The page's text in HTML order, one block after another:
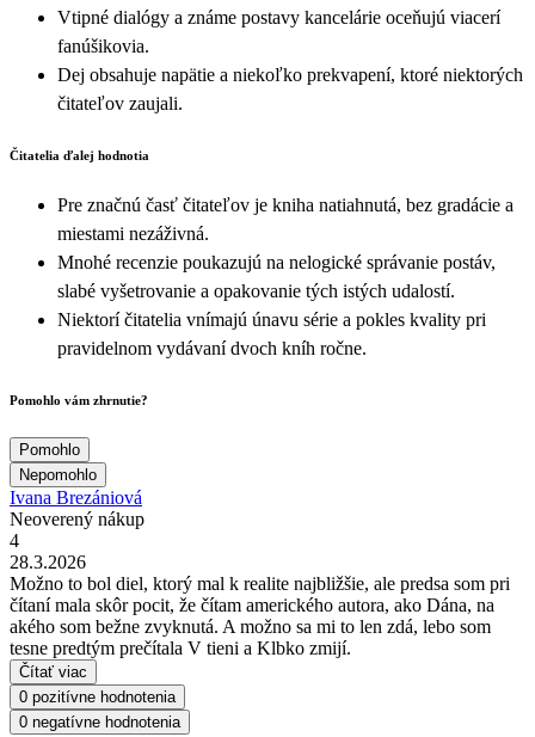
Vtipné dialógy a známe postavy kancelárie oceňujú viacerí
fanúšikovia.
Dej obsahuje napätie a niekoľko prekvapení, ktoré niektorých
čitateľov zaujali.
Čitatelia ďalej hodnotia
Pre značnú časť čitateľov je kniha natiahnutá, bez gradácie a
miestami nezáživná.
Mnohé recenzie poukazujú na nelogické správanie postáv,
slabé vyšetrovanie a opakovanie tých istých udalostí.
Niektorí čitatelia vnímajú únavu série a pokles kvality pri
pravidelnom vydávaní dvoch kníh ročne.
Pomohlo vám zhrnutie?
Pomohlo
Nepomohlo
Ivana Brezániová
Neoverený nákup
4
28.3.2026
Možno to bol diel, ktorý mal k realite najbližšie, ale predsa som pri
čítaní mala skôr pocit, že čítam amerického autora, ako Dána, na
akého som bežne zvyknutá. A možno sa mi to len zdá, lebo som
tesne predtým prečítala V tieni a Klbko zmijí.
Čítať viac
0 pozitívne hodnotenia
0 negatívne hodnotenia